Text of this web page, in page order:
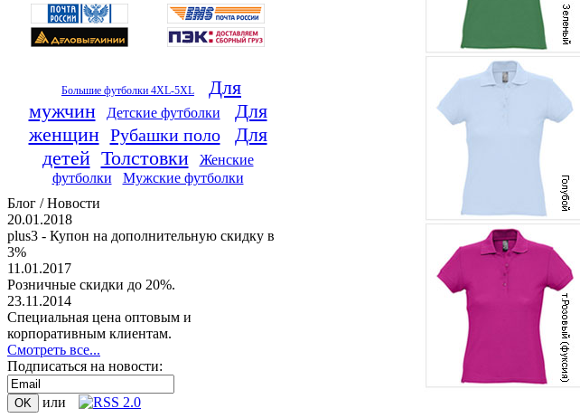
Большие футболки 4XL-5XL
Для
мужчин
Детские футболки
Для
женщин Рубашки поло
Для
детей Толстовки
Женские
футболки
Мужские футболки
Блог / Новости
20.01.2018
plus3 - Купон на дополнительную скидку в
3%
11.01.2017
Розничные скидки до 20%.
23.11.2014
Специальная цена оптовым и
корпоративным клиентам.
Смотреть все...
Подписаться на новости:
или